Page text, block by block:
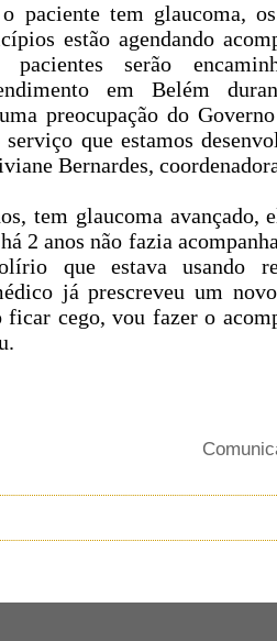
paciente tem glaucoma,
estão agendando
serão
em Belém
preocupação do
que estamos
Bernardes,
tem glaucoma avançado,
2 anos não fazia
que estava usando
já prescreveu um
ficar cego, vou fazer o